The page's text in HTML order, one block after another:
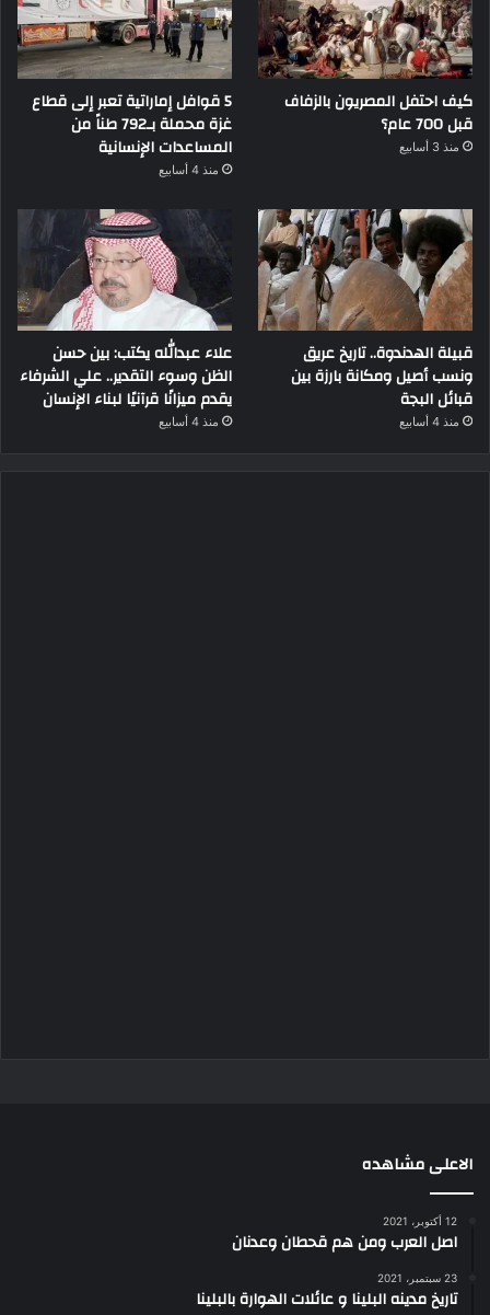
كيف احتفل المصريون بالزفاف
قبل 700 عام؟
منذ 3 أسابيع
5 قوافل إماراتية تعبر إلى قطاع
غزة محملة بـ792 طناً من
المساعدات الإنسانية
منذ 4 أسابيع
قبيلة الهدندوة.. تاريخ عريق
ونسب أصيل ومكانة بارزة بين
قبائل البجة
منذ 4 أسابيع
علاء عبدالله يكتب: بين حسن
الظن وسوء التقدير.. علي الشرفاء
يقدم ميزانًا قرآنيًا لبناء الإنسان
منذ 4 أسابيع
الاعلى مشاهده
12 أكتوبر، 2021
اصل العرب ومن هم قحطان وعدنان
23 سبتمبر، 2021
تاريخ مدينه البلينا و عائلات الهوارة بالبلينا